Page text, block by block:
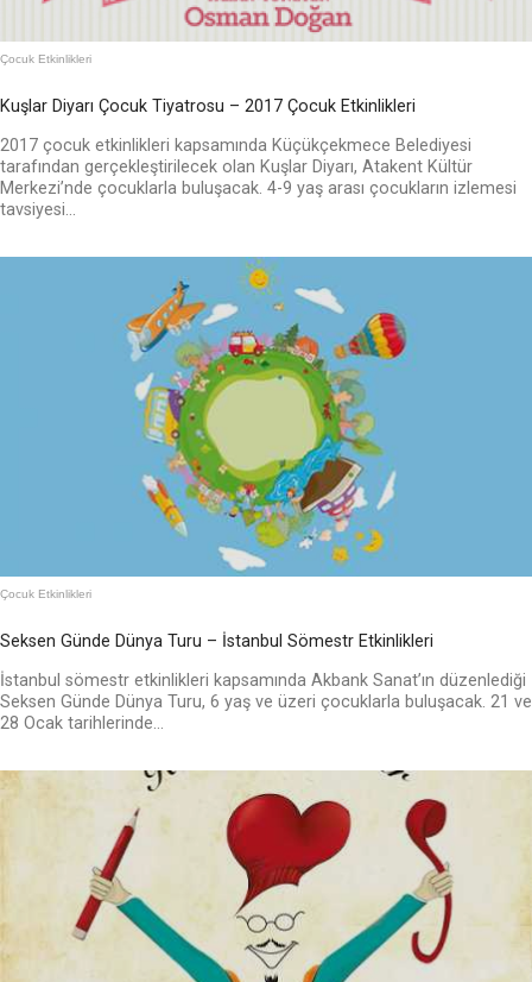
Çocuk Etkinlikleri
Kuşlar Diyarı Çocuk Tiyatrosu – 2017 Çocuk Etkinlikleri
2017 çocuk etkinlikleri kapsamında Küçükçekmece Belediyesi
tarafından gerçekleştirilecek olan Kuşlar Diyarı, Atakent Kültür
Merkezi’nde çocuklarla buluşacak. 4-9 yaş arası çocukların izlemesi
tavsiyesi...
Çocuk Etkinlikleri
Seksen Günde Dünya Turu – İstanbul Sömestr Etkinlikleri
İstanbul sömestr etkinlikleri kapsamında Akbank Sanat’ın düzenlediği
Seksen Günde Dünya Turu, 6 yaş ve üzeri çocuklarla buluşacak. 21 ve
28 Ocak tarihlerinde...